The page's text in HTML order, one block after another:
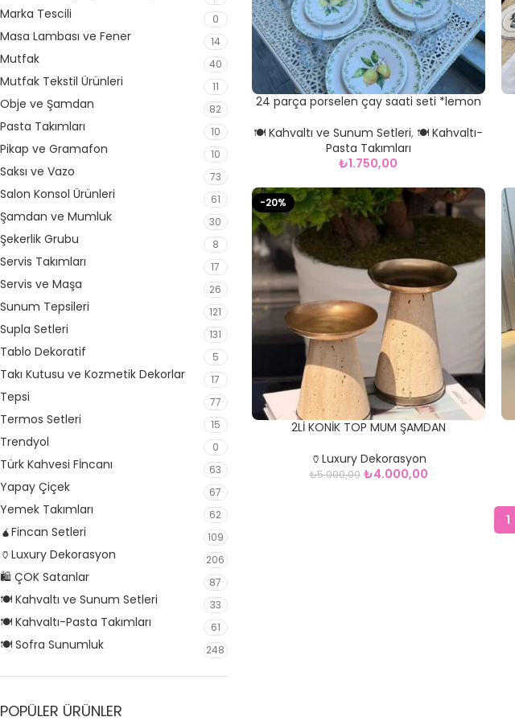
Marka Tescili 0
Masa Lambası ve Fener 14
Mutfak 40
Mutfak Tekstil Ürünleri 11
Obje ve Şamdan 82
Pasta Takımları 10
Pikap ve Gramafon 10
Saksı ve Vazo 73
Salon Konsol Ürünleri 61
Şamdan ve Mumluk 30
Şekerlik Grubu 8
Servis Takımları 17
Servis ve Maşa 26
Sunum Tepsileri 121
Supla Setleri 131
Tablo Dekoratif 5
Takı Kutusu ve Kozmetik Dekorlar 17
Tepsi 77
Termos Setleri 15
Trendyol 0
Türk Kahvesi Fİncanı 63
Yapay Çiçek 67
Yemek Takımları 62
🧉Fincan Setleri 109
🏺Luxury Dekorasyon 206
🛍️ ÇOK Satanlar 87
🍽️ Kahvaltı ve Sunum Setleri 33
🍽️ Kahvaltı-Pasta Takımları 61
🍽️ Sofra Sunumluk 248
POPÜLER ÜRÜNLER
24 parça porselen çay saati seti *lemon
🍽️ Kahvaltı ve Sunum Setleri, 🍽️ Kahvaltı-
Pasta Takımları
₺1.750,00
-20%
2Lİ KONİK TOP MUM ŞAMDAN
🏺Luxury Dekorasyon
₺5.000,00 ₺4.000,00
1